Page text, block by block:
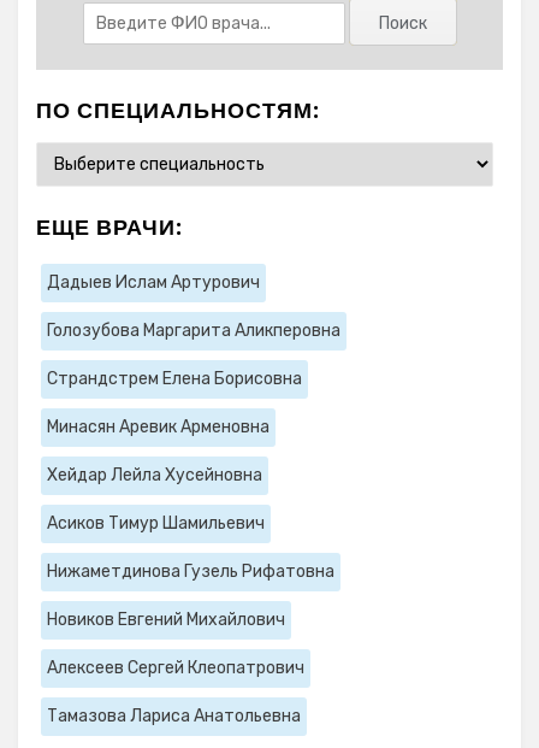
ПО СПЕЦИАЛЬНОСТЯМ:
ЕЩЕ ВРАЧИ:
Дадыев Ислам Артурович
Голозубова Маргарита Аликперовна
Страндстрем Елена Борисовна
Минасян Аревик Арменовна
Хейдар Лейла Хусейновна
Асиков Тимур Шамильевич
Нижаметдинова Гузель Рифатовна
Новиков Евгений Михайлович
Алексеев Сергей Клеопатрович
Тамазова Лариса Анатольевна